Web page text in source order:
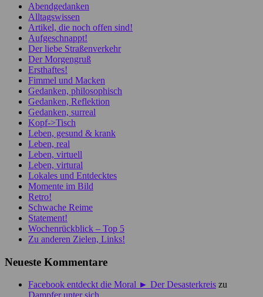
Abendgedanken
Alltagswissen
Artikel, die noch offen sind!
Aufgeschnappt!
Der liebe Straßenverkehr
Der Morgengruß
Ersthaftes!
Fimmel und Macken
Gedanken, philosophisch
Gedanken, Reflektion
Gedanken, surreal
Kopf->Tisch
Leben, gesund & krank
Leben, real
Leben, virtuell
Leben, virtural
Lokales und Entdecktes
Momente im Bild
Retro!
Schwache Reime
Statement!
Wochenrückblick – Top 5
Zu anderen Zielen, Links!
Neueste Kommentare
Facebook entdeckt die Moral ► Der Desasterkreis zu